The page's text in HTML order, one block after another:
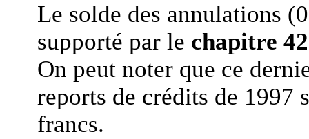
Le solde des annulations
supporté par le chapitre
On peut noter que ce
reports de crédits de 1997
francs.